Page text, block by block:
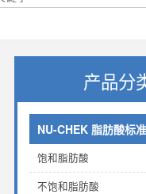
产品分
NU-CHEK 脂肪酸标
饱和脂肪酸
不饱和脂肪酸